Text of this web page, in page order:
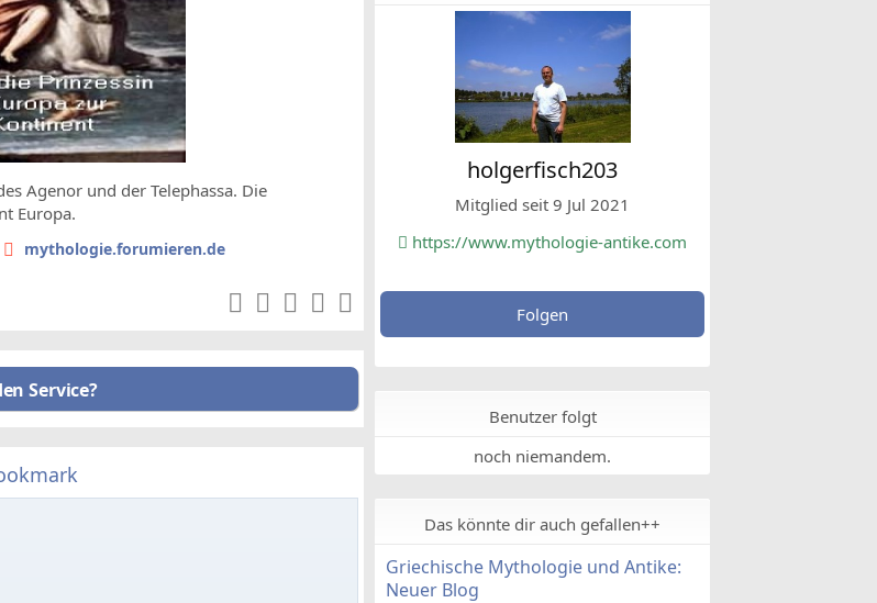
Agenor und der Telephassa. Die
Europa.
mythologie.forumieren.de
Service?
holgerfisch203
Mitglied seit 9 Jul 2021
https://www.mythologie-antike.com
Folgen
Benutzer folgt
noch niemandem.
Das könnte dir auch gefallen++
Griechische Mythologie und Antike:
Neuer Blog